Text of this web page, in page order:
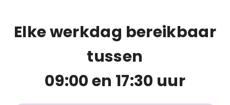
Elke werkdag bereikbaar
tussen
09:00 en 17:30 uur